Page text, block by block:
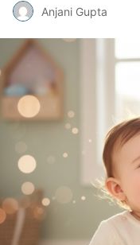
Anjani Gupta